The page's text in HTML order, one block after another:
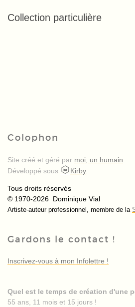
Collection particulière
Colophon
Site créé et géré par moi, un humain
Développé sous
Kirby.
Tous droits réservés
© 1970-2026 Dominique Vial
Artiste-auteur professionnel, membre de la
Gardons le contact !
Inscrivez-vous à mon Infolettre !
Quel est le temps de création d'une
55 ans, 11 mois et 15 jours !